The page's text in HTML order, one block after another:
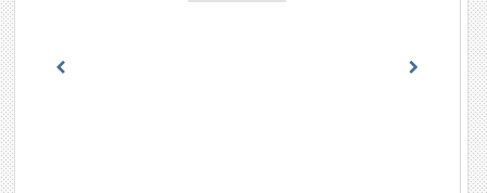
Previous Next